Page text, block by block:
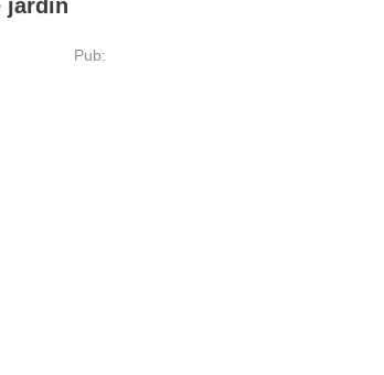
jardin
Pub: